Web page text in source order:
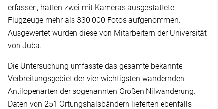
erfassen, hätten zwei mit Kameras ausgestattete
Flugzeuge mehr als 330.000 Fotos aufgenommen.
Ausgewertet wurden diese von Mitarbeitern der Universität
von Juba.
Die Untersuchung umfasste das gesamte bekannte
Verbreitungsgebiet der vier wichtigsten wandernden
Antilopenarten der sogenannten Großen Nilwanderung.
Daten von 251 Ortungshalsbändern lieferten ebenfalls